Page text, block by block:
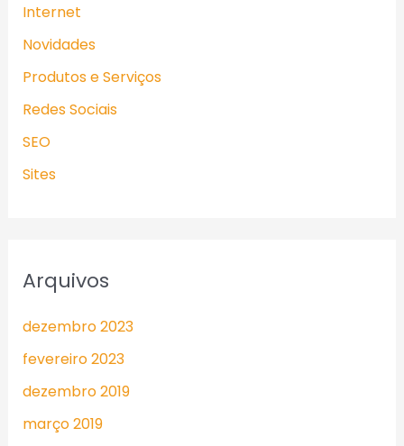
Internet
Novidades
Produtos e Serviços
Redes Sociais
SEO
Sites
Arquivos
dezembro 2023
fevereiro 2023
dezembro 2019
março 2019